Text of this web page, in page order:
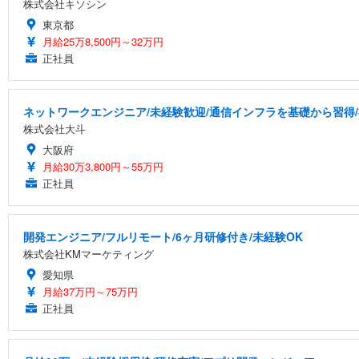
株式会社キソシン
東京都
月給25万8,500円～32万円
正社員
ネットワークエンジニア/未経験歓迎/通信インフラを基礎から習
株式会社大斗
大阪府
月給30万3,800円～55万円
正社員
開発エンジニア/フルリモート/6ヶ月研修付き/未経験OK
株式会社KMマーケティング
愛知県
月給37万円～75万円
正社員